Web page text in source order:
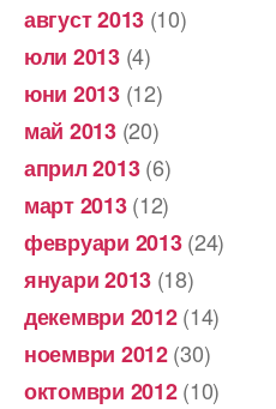
август 2013 (10)
юли 2013(4)
юни 2013(12)
май 2013(20)
април 2013(6)
март 2013(12)
февруари 2013(24)
януари 2013 (18)
декември 2012(14)
ноември 2012(30)
октомври 2012(10)